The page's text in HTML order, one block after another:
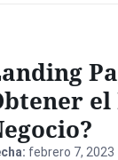
febrero 7,